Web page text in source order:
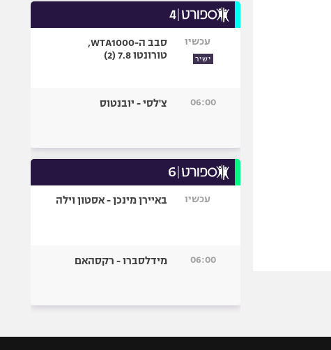
עכשיו
ישיר
סבב ה-WTA1000,
טורונטו 7.8 (2)
06:00 צ'לסי - יובנטוס
עכשיו באיירן מינכן - אסטון וילה
06:00 מידלסברו - רקסהאם